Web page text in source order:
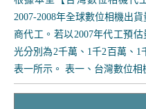
2007-2008年全球數位相機出
商代工。若以2007年代工預
光分別為2千萬、1千2百萬、1
表一所示。 表一、台灣數位相